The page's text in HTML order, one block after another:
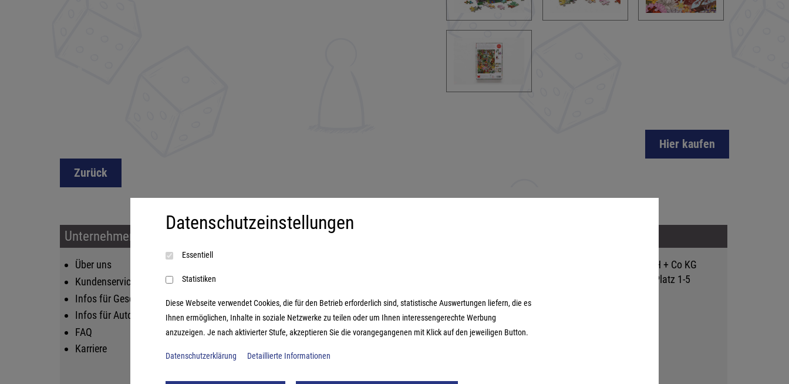
Hier kaufen
Zurück
Unternehmen & Service
Über uns
Kundenservice
Infos für Geschäftskunden
Infos für Autoren
FAQ
Karriere
Strategiespiele
Lifestyle-Spiele
Logikspiele
Datenschutzerklärung
Hutter Trade GmbH + Co KG
Bgm.-Landmann-Platz 1-5
Datenschutzeinstellungen
Essentiell
Statistiken
Diese Webseite verwendet Cookies, die für den Betrieb erforderlich sind, statistische Auswertungen liefern, die es
Ihnen ermöglichen, Inhalte in soziale Netzwerke zu teilen oder um Ihnen interessengerechte Werbung
anzuzeigen. Je nach aktivierter Stufe, akzeptieren Sie die vorangegangenen mit Klick auf den jeweiligen Button.
Datenschutzerklärung Detaillierte Informationen